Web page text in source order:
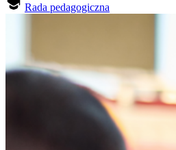
Rada pedagogiczna